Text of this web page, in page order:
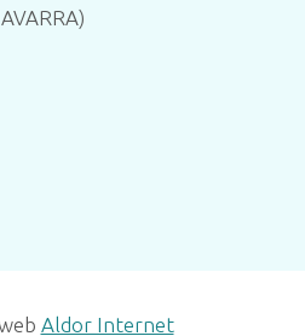
Aldor Internet